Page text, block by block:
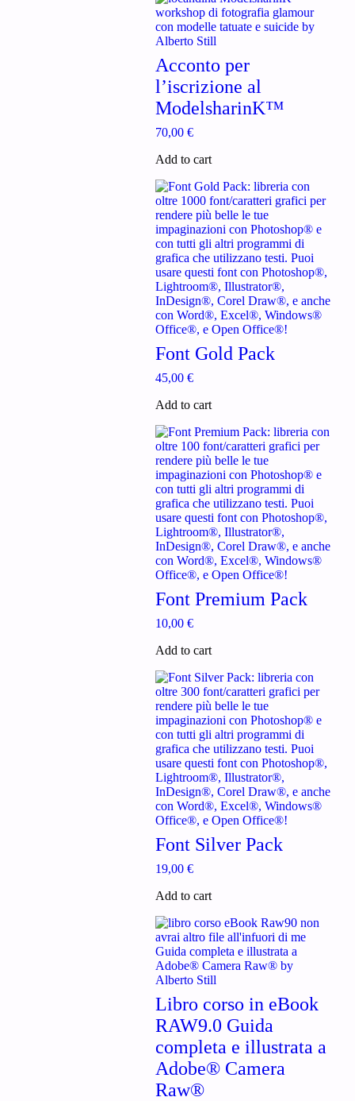
Acconto per
l’iscrizione al
ModelsharinK™
70,00€
Add to cart
Font Gold Pack
45,00€
Add to cart
Font Premium Pack
10,00€
Add to cart
Font Silver Pack
19,00€
Add to cart
Libro corso in eBook
RAW9.0 Guida
completa e illustrata a
Adobe® Camera
Raw®